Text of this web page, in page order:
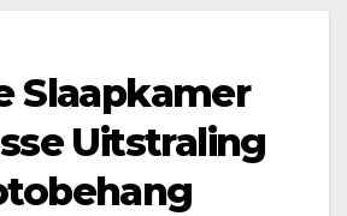
Slaapkamer
Uitstraling